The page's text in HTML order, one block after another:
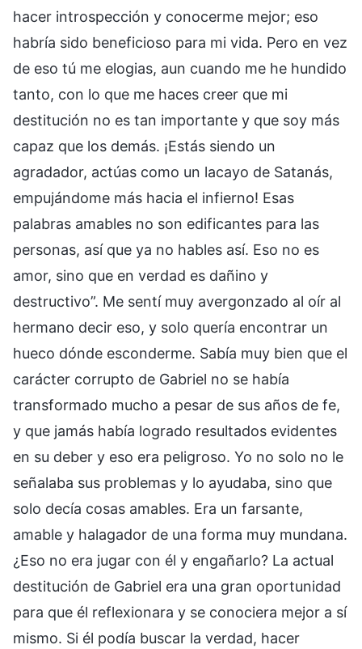
hacer introspección y conocerme mejor; eso
habría sido beneficioso para mi vida. Pero en vez
de eso tú me elogias, aun cuando me he hundido
tanto, con lo que me haces creer que mi
destitución no es tan importante y que soy más
capaz que los demás. ¡Estás siendo un
agradador, actúas como un lacayo de Satanás,
empujándome más hacia el infierno! Esas
palabras amables no son edificantes para las
personas, así que ya no hables así. Eso no es
amor, sino que en verdad es dañino y
destructivo”. Me sentí muy avergonzado al oír al
hermano decir eso, y solo quería encontrar un
hueco dónde esconderme. Sabía muy bien que el
carácter corrupto de Gabriel no se había
transformado mucho a pesar de sus años de fe,
y que jamás había logrado resultados evidentes
en su deber y eso era peligroso. Yo no solo no le
señalaba sus problemas y lo ayudaba, sino que
solo decía cosas amables. Era un farsante,
amable y halagador de una forma muy mundana.
¿Eso no era jugar con él y engañarlo? La actual
destitución de Gabriel era una gran oportunidad
para que él reflexionara y se conociera mejor a sí
mismo. Si él podía buscar la verdad, hacer